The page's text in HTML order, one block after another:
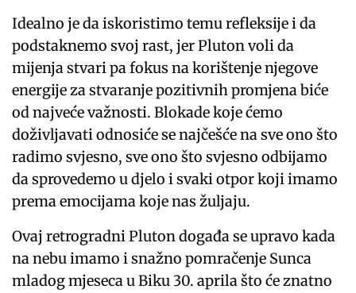
Idealno je da iskoristimo temu refleksije i da
podstaknemo svoj rast, jer Pluton voli da
mijenja stvari pa fokus na korištenje njegove
energije za stvaranje pozitivnih promjena biće
od najveće važnosti. Blokade koje ćemo
doživljavati odnosiće se najčešće na sve ono što
radimo svjesno, sve ono što svjesno odbijamo
da sprovedemo u djelo i svaki otpor koji imamo
prema emocijama koje nas žuljaju.
Ovaj retrogradni Pluton događa se upravo kada
na nebu imamo i snažno pomračenje Sunca
mladog mjeseca u Biku 30. aprila što će znatno